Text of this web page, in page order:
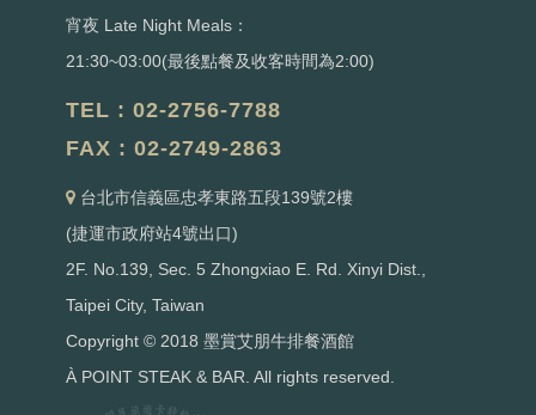
宵夜 Late Night Meals：
21:30~03:00(最後點餐及收客時間為2:00)
TEL : 02-2756-7788
FAX : 02-2749-2863
台北市信義區忠孝東路五段139號2樓
(捷運市政府站4號出口)
2F. No.139, Sec. 5 Zhongxiao E. Rd. Xinyi Dist.,
Taipei City, Taiwan
Copyright © 2018 墨賞艾朋牛排餐酒館
À POINT STEAK & BAR. All rights reserved.